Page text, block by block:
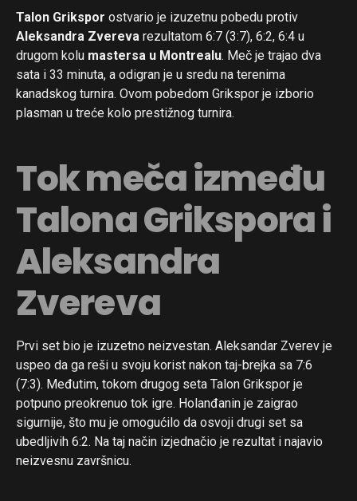
Talon Grikspor ostvario je izuzetnu pobedu protiv
Aleksandra Zvereva rezultatom 6:7 (3:7), 6:2, 6:4 u
drugom kolu mastersa u Montrealu. Meč je trajao dva
sata i 33 minuta, a odigran je u sredu na terenima
kanadskog turnira. Ovom pobedom Grikspor je izborio
plasman u treće kolo prestižnog turnira.
Tok meča između
Talona Grikspora i
Aleksandra
Zvereva
Prvi set bio je izuzetno neizvestan. Aleksandar Zverev je
uspeo da ga reši u svoju korist nakon taj-brejka sa 7:6
(7:3). Međutim, tokom drugog seta Talon Grikspor je
potpuno preokrenuo tok igre. Holanđanin je zaigrao
sigurnije, što mu je omogućilo da osvoji drugi set sa
ubedljivih 6:2. Na taj način izjednačio je rezultat i najavio
neizvesnu završnicu.